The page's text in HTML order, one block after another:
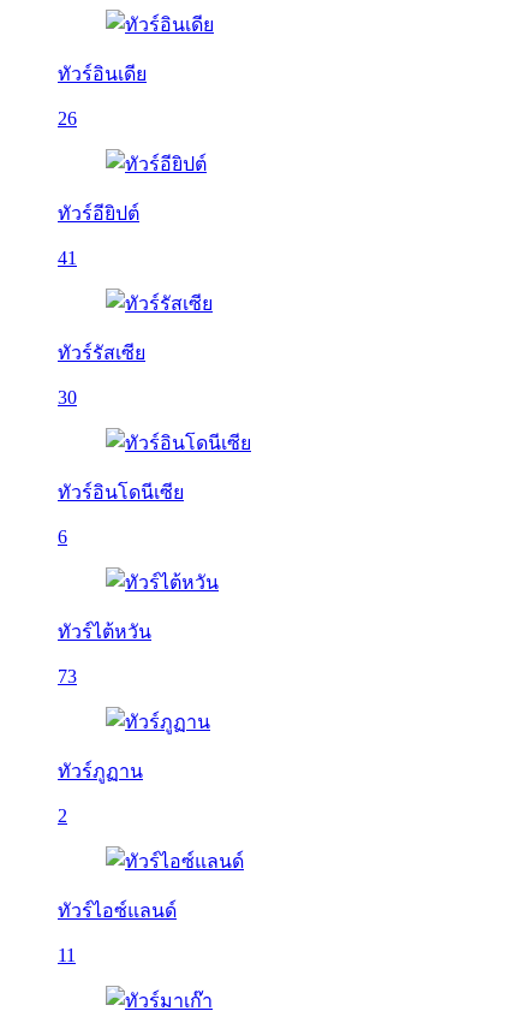
ทัวร์อินเดีย
26
ทัวร์อียิปต์
41
ทัวร์รัสเซีย
30
ทัวร์อินโดนีเซีย
6
ทัวร์ไต้หวัน
73
ทัวร์ภูฏาน
2
ทัวร์ไอซ์แลนด์
11